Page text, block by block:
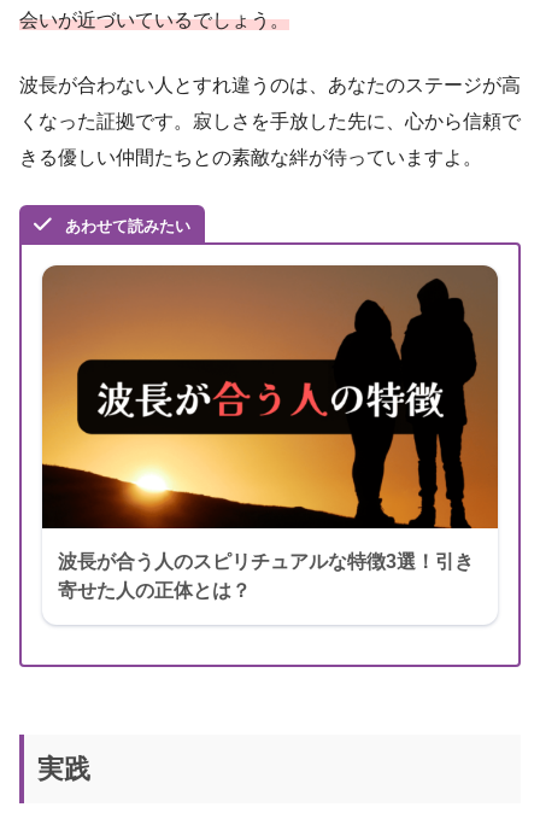
会いが近づいているでしょう。
波長が合わない人とすれ違うのは、あなたのステージが高
くなった証拠です。寂しさを手放した先に、心から信頼で
きる優しい仲間たちとの素敵な絆が待っていますよ。
あわせて読みたい
波長が合う人のスピリチュアルな特徴3選！引き
寄せた人の正体とは？
実践